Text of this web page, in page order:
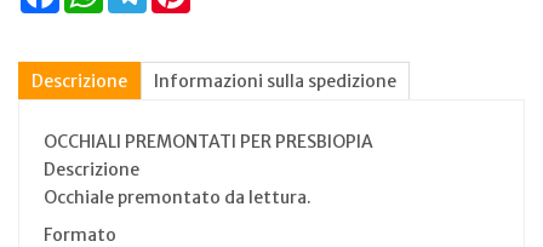
Descrizione Informazioni sulla spedizione
OCCHIALI PREMONTATI PER PRESBIOPIA
Descrizione
Occhiale premontato da lettura.
Formato